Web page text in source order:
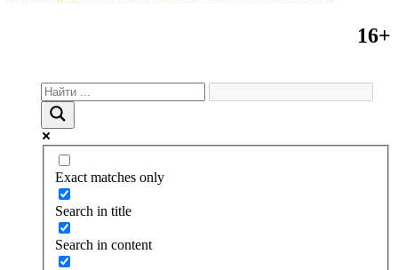
16+
Exact matches only
Search in title
Search in content